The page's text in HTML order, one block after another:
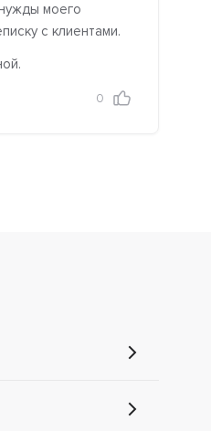
моего
с клиентами.
0